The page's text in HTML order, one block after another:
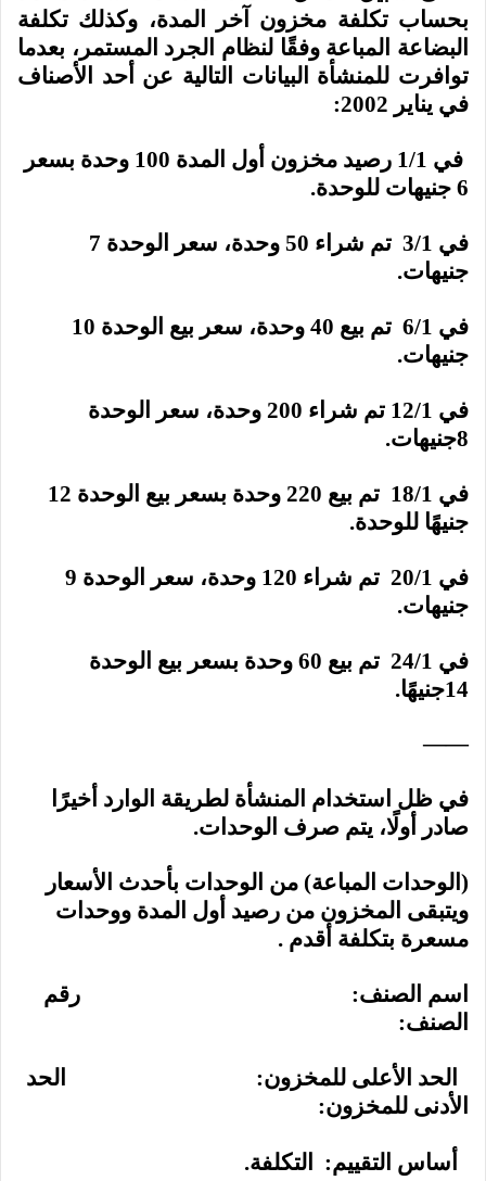
بحساب تكلفة مخزون آخر المدة، وكذلك تكلفة
البضاعة المباعة وفقًا لنظام الجرد المستمر، بعدما
توافرت للمنشأة البيانات التالية عن أحد الأصناف
في يناير 2002:
في 1/1 رصيد مخزون أول المدة 100 وحدة بسعر
6 جنيهات للوحدة.
في 3/1 تم شراء 50 وحدة، سعر الوحدة 7
جنيهات.
في 6/1 تم بيع 40 وحدة، سعر بيع الوحدة 10
جنيهات.
في 12/1 تم شراء 200 وحدة، سعر الوحدة
8جنيهات.
في 18/1 تم بيع 220 وحدة بسعر بيع الوحدة 12
جنيهًا للوحدة.
في 20/1 تم شراء 120 وحدة، سعر الوحدة 9
جنيهات.
في 24/1 تم بيع 60 وحدة بسعر بيع الوحدة
14جنيهًا.
——
في ظل استخدام المنشأة لطريقة الوارد أخيرًا
صادر أولًا، يتم صرف الوحدات.
(الوحدات المباعة) من الوحدات بأحدث الأسعار
ويتبقى المخزون من رصيد أول المدة ووحدات
مسعرة بتكلفة أقدم .
اسم الصنف:
رقم
الصنف:
الحد الأعلى للمخزون:
الحد
الأدنى للمخزون:
أساس التقييم: التكلفة.